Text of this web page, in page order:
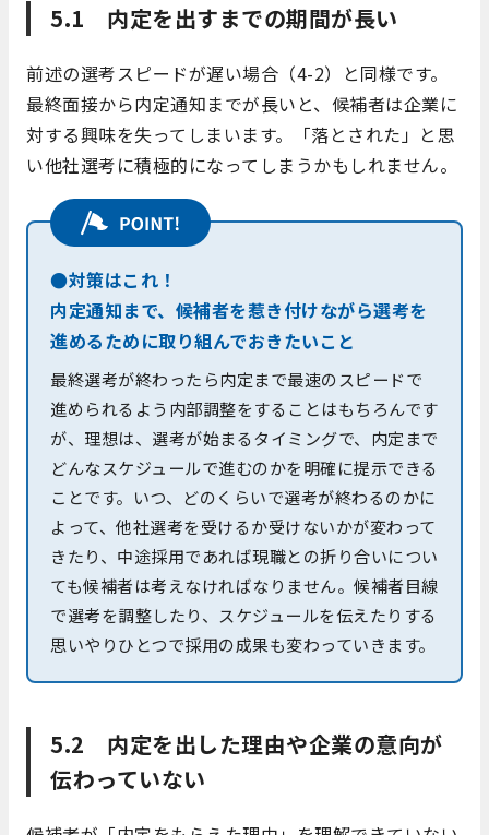
5.1 内定を出すまでの期間が長い
前述の選考スピードが遅い場合（4-2）と同様です。
最終面接から内定通知までが長いと、候補者は企業に
対する興味を失ってしまいます。「落とされた」と思
い他社選考に積極的になってしまうかもしれません。
●対策はこれ！
内定通知まで、候補者を惹き付けながら選考を
進めるために取り組んでおきたいこと
最終選考が終わったら内定まで最速のスピードで
進められるよう内部調整をすることはもちろんです
が、理想は、選考が始まるタイミングで、内定まで
どんなスケジュールで進むのかを明確に提示できる
ことです。いつ、どのくらいで選考が終わるのかに
よって、他社選考を受けるか受けないかが変わって
きたり、中途採用であれば現職との折り合いについ
ても候補者は考えなければなりません。候補者目線
で選考を調整したり、スケジュールを伝えたりする
思いやりひとつで採用の成果も変わっていきます。
5.2 内定を出した理由や企業の意向が
伝わっていない